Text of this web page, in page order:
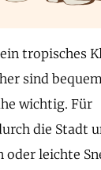
tropisches
sind
wichtig. Für
die Stadt
oder leichte